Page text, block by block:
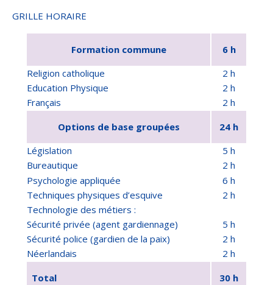
GRILLE HORAIRE
Formation commune
6 h
Religion catholique
2 h
Education Physique
2 h
Français
2 h
Options de base groupées
24 h
Législation
5 h
Bureautique
2 h
Psychologie appliquée
6 h
Techniques physiques d’esquive
2 h
Technologie des métiers :
Sécurité privée (agent gardiennage)
5 h
Sécurité police (gardien de la paix)
2 h
Néerlandais
2 h
Total
30 h